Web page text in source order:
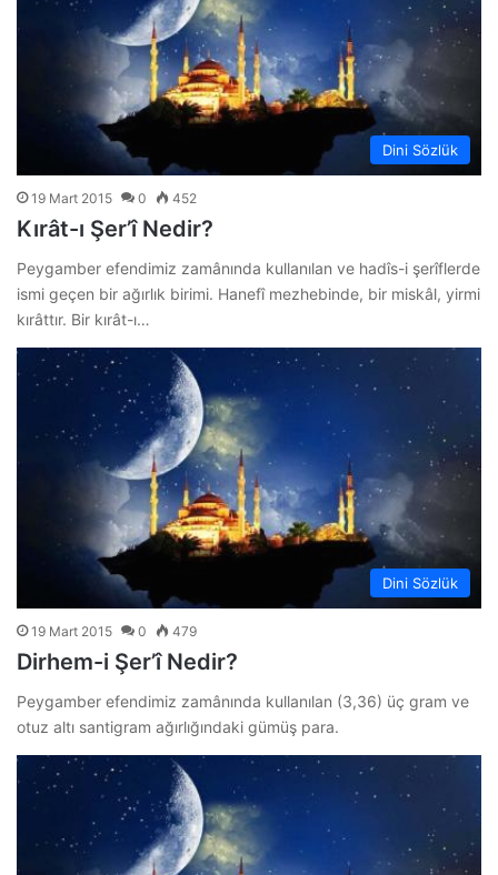
Dini Sözlük
19 Mart 2015 0 452
Kırât-ı Şer’î Nedir?
Peygamber efendimiz zamânında kullanılan ve hadîs-i şerîflerde
ismi geçen bir ağırlık birimi. Hanefî mezhebinde, bir miskâl, yirmi
kırâttır. Bir kırât-ı…
Dini Sözlük
19 Mart 2015 0 479
Dirhem-i Şer’î Nedir?
Peygamber efendimiz zamânında kullanılan (3,36) üç gram ve
otuz altı santigram ağırlığındaki gümüş para.